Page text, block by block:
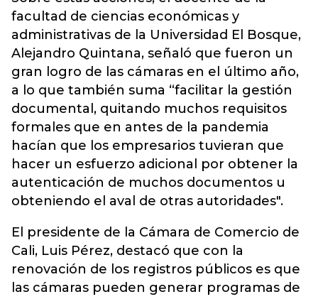
facultad de ciencias económicas y
administrativas de la Universidad El Bosque,
Alejandro Quintana, señaló que fueron un
gran logro de las cámaras en el último año,
a lo que también suma “facilitar la gestión
documental, quitando muchos requisitos
formales que en antes de la pandemia
hacían que los empresarios tuvieran que
hacer un esfuerzo adicional por obtener la
autenticación de muchos documentos u
obteniendo el aval de otras autoridades".
El presidente de la Cámara de Comercio de
Cali, Luis Pérez, destacó que con la
renovación de los registros públicos es que
las cámaras pueden generar programas de